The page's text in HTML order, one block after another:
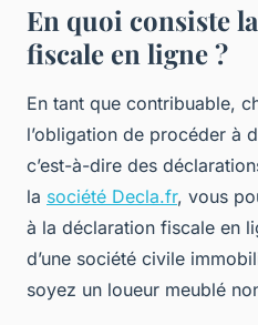
En quoi consiste
fiscale en ligne ?
En tant que contribuable,
l’obligation de procéder à
c’est-à-dire des
la société Decla.fr, vous
à la déclaration fiscale en
d’une société civile
soyez un loueur meublé